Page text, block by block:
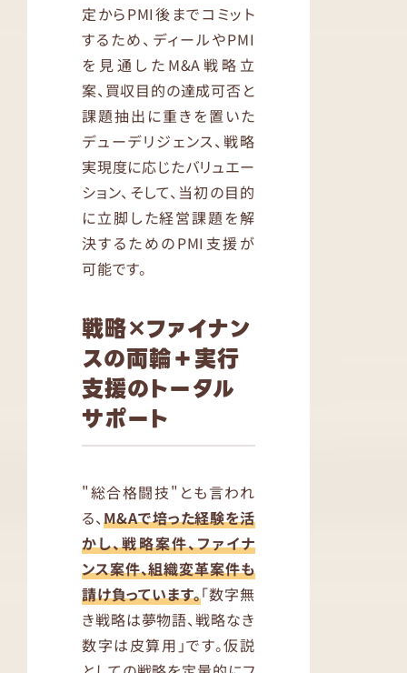
定からPMI後までコミット
するため、ディールやPMI
を見通したM&A戦略立
案、買収目的の達成可否と
課題抽出に重きを置いた
デューデリジェンス、戦略
実現度に応じたバリュエー
ション、そして、当初の目的
に立脚した経営課題を解
決するためのPMI支援が
可能です。
戦略✕ファイナン
スの両輪＋実行
支援のトータル
サポート
"総合格闘技"とも言われ
る、M&Aで培った経験を活
かし、戦略案件、ファイナ
ンス案件、組織変革案件も
請け負っています。「数字無
き戦略は夢物語、戦略なき
数字は皮算用」です。仮説